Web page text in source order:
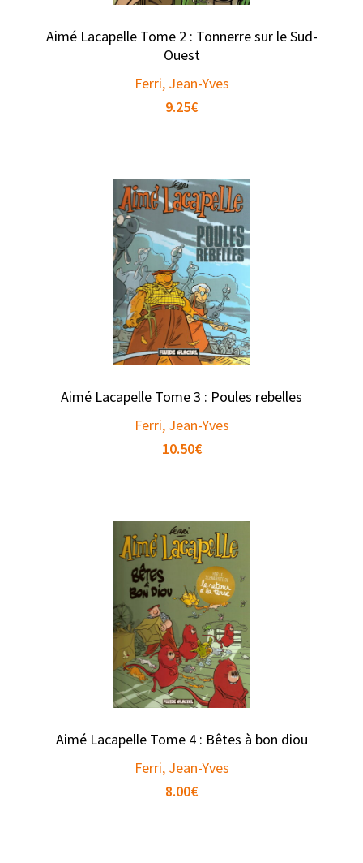
Aimé Lacapelle Tome 2 : Tonnerre sur le Sud-
Ouest
Ferri, Jean-Yves
9.25€
Aimé Lacapelle Tome 3 : Poules rebelles
Ferri, Jean-Yves
10.50€
Aimé Lacapelle Tome 4 : Bêtes à bon diou
Ferri, Jean-Yves
8.00€